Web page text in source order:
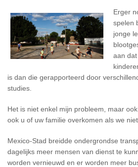
Erger
spelen
jonge
aan
is dan die gerapporteerd door
studies.
Het is niet enkel mijn probleem, maar
ook u of uw familie overkomen als we
Mexico-Stad breidde ondergrondse
dagelijks meer mensen van dienst te
worden vernieuwd en er worden meer